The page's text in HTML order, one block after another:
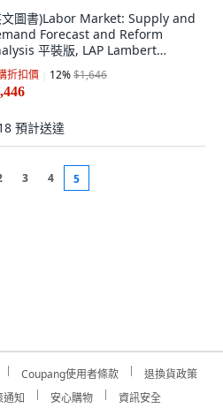
文圖書)Labor Market: Supply and
Forecast and Reform
平裝版, LAP Lambert
Publis..., 英文
折扣價 12%$1,646
預計送達
3 4 5
Coupang使用者條款
退換貨政策
通知 安心購物
資訊安全